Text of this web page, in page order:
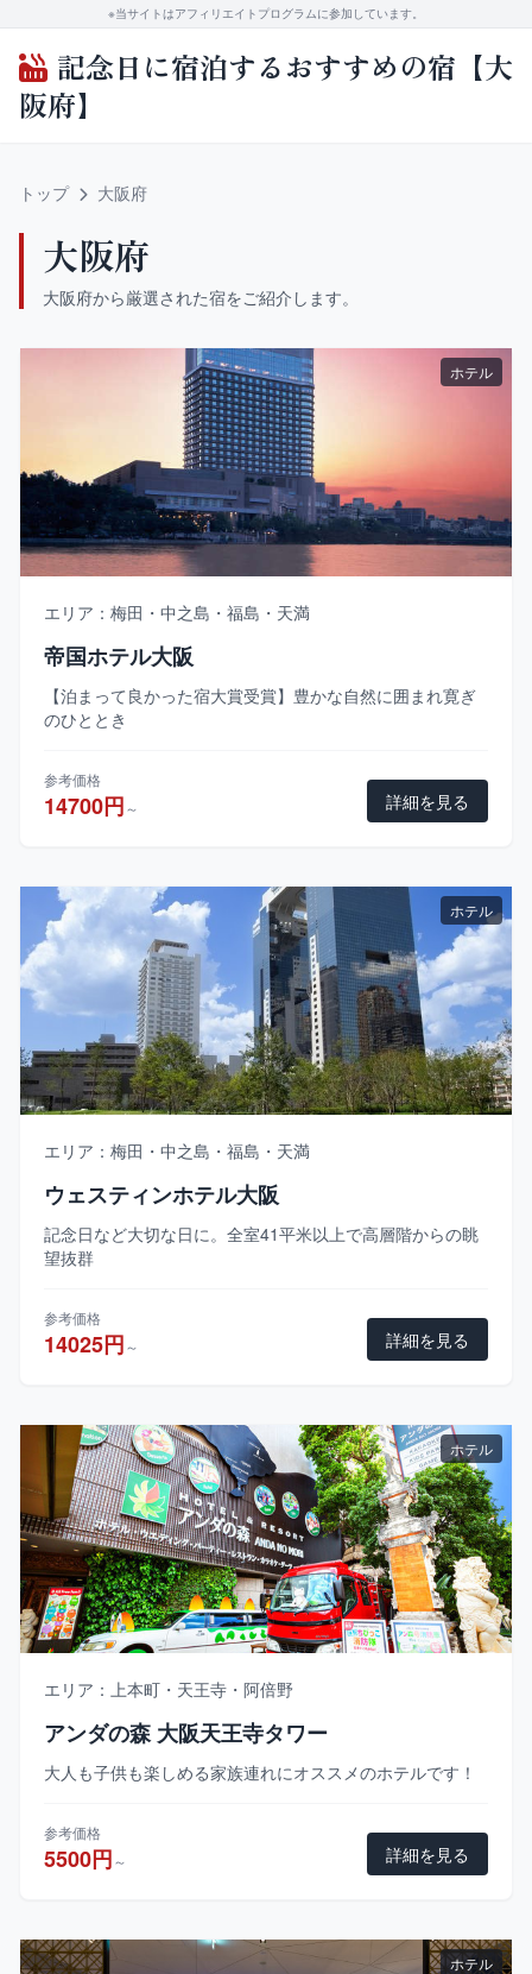
※当サイトはアフィリエイトプログラムに参加しています。
記念日に宿泊するおすすめの宿【大
阪府】
トップ 大阪府
大阪府
大阪府から厳選された宿をご紹介します。
ホテル
エリア：梅田・中之島・福島・天満
帝国ホテル大阪
【泊まって良かった宿大賞受賞】豊かな自然に囲まれ寛ぎ
のひととき
参考価格
14700円～ 詳細を見る
ホテル
エリア：梅田・中之島・福島・天満
ウェスティンホテル大阪
記念日など大切な日に。全室41平米以上で高層階からの眺
望抜群
参考価格
14025円～ 詳細を見る
ホテル
エリア：上本町・天王寺・阿倍野
アンダの森 大阪天王寺タワー
大人も子供も楽しめる家族連れにオススメのホテルです！
参考価格
5500円～ 詳細を見る
ホテル